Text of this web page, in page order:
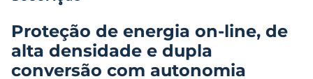
Proteção de energia on-line, de
alta densidade e dupla
conversão com autonomia